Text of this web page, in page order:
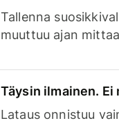
Tallenna
muuttuu ajan
Täysin ilmainen. Ei
Lataus onnistuu